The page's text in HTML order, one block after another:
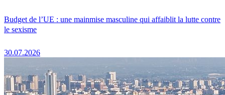
Budget de l’UE : une mainmise masculine qui affaiblit la lutte contre
le sexisme
30.07.2026